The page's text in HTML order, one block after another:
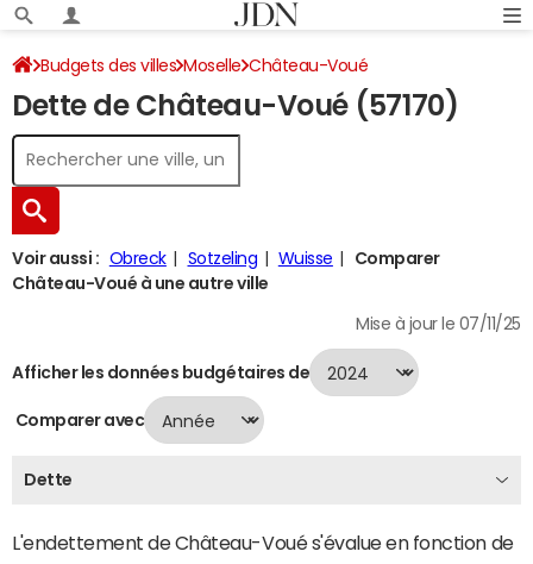
Budgets des villes Moselle Château-Voué
Dette au 31/12/2024
Dette de Château-Voué (57170)
Voir aussi : Obreck Sotzeling Wuisse
Comparer
Château-Voué à une autre ville
Mise à jour le 07/11/25
Afficher les données budgétaires de
Comparer avec
Dette
L'endettement de Château-Voué s'évalue en fonction de